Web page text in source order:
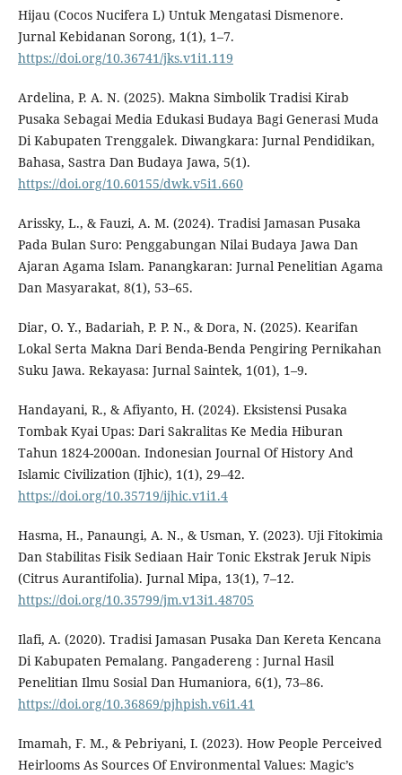
Hijau (Cocos Nucifera L) Untuk Mengatasi Dismenore.
Jurnal Kebidanan Sorong, 1(1), 1–7.
https://doi.org/10.36741/jks.v1i1.119
Ardelina, P. A. N. (2025). Makna Simbolik Tradisi Kirab
Pusaka Sebagai Media Edukasi Budaya Bagi Generasi Muda
Di Kabupaten Trenggalek. Diwangkara: Jurnal Pendidikan,
Bahasa, Sastra Dan Budaya Jawa, 5(1).
https://doi.org/10.60155/dwk.v5i1.660
Arissky, L., & Fauzi, A. M. (2024). Tradisi Jamasan Pusaka
Pada Bulan Suro: Penggabungan Nilai Budaya Jawa Dan
Ajaran Agama Islam. Panangkaran: Jurnal Penelitian Agama
Dan Masyarakat, 8(1), 53–65.
Diar, O. Y., Badariah, P. P. N., & Dora, N. (2025). Kearifan
Lokal Serta Makna Dari Benda-Benda Pengiring Pernikahan
Suku Jawa. Rekayasa: Jurnal Saintek, 1(01), 1–9.
Handayani, R., & Afiyanto, H. (2024). Eksistensi Pusaka
Tombak Kyai Upas: Dari Sakralitas Ke Media Hiburan
Tahun 1824-2000an. Indonesian Journal Of History And
Islamic Civilization (Ijhic), 1(1), 29–42.
https://doi.org/10.35719/ijhic.v1i1.4
Hasma, H., Panaungi, A. N., & Usman, Y. (2023). Uji Fitokimia
Dan Stabilitas Fisik Sediaan Hair Tonic Ekstrak Jeruk Nipis
(Citrus Aurantifolia). Jurnal Mipa, 13(1), 7–12.
https://doi.org/10.35799/jm.v13i1.48705
Ilafi, A. (2020). Tradisi Jamasan Pusaka Dan Kereta Kencana
Di Kabupaten Pemalang. Pangadereng : Jurnal Hasil
Penelitian Ilmu Sosial Dan Humaniora, 6(1), 73–86.
https://doi.org/10.36869/pjhpish.v6i1.41
Imamah, F. M., & Pebriyani, I. (2023). How People Perceived
Heirlooms As Sources Of Environmental Values: Magic’s